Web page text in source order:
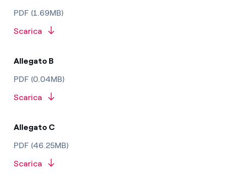
PDF (1.69MB)
Scarica
Allegato B
PDF (0.04MB)
Scarica
Allegato C
PDF (46.25MB)
Scarica